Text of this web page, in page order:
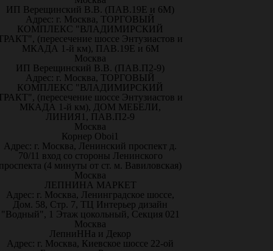
ИП Верещинский В.В. (ПАВ.19Е и 6М)
Адрес: г. Москва, ТОРГОВЫЙ
КОМПЛЕКС "ВЛАДИМИРСКИЙ
(пересечение шоссе Энтузиастов и
МКАДА 1-й км), ПАВ.19Е и 6М
Москва
ИП Верещинский В.В. (ПАВ.П2-9)
Адрес: г. Москва, ТОРГОВЫЙ
КОМПЛЕКС "ВЛАДИМИРСКИЙ
(пересечение шоссе Энтузиастов и
МКАДА 1-й км), ДОМ МЕБЕЛИ,
ЛИНИЯ1, ПАВ.П2-9
Москва
Корнер Oboi1
Адрес: г. Москва, Ленинский проспект д.
70/11 вход со стороны Ленинского
(4 минуты от ст. м. Вавиловская)
Москва
ЛЕПНИНА МАРКЕТ
Адрес: г. Москва, Ленинградское шоссе,
Дом. 58, Стр. 7, ТЦ Интерьер дизайн
"Водный", 1 Этаж цокольный, Секция 021
Москва
ЛепниННа и Декор
Адрес: г. Москва, Киевское шоссе 22-ой